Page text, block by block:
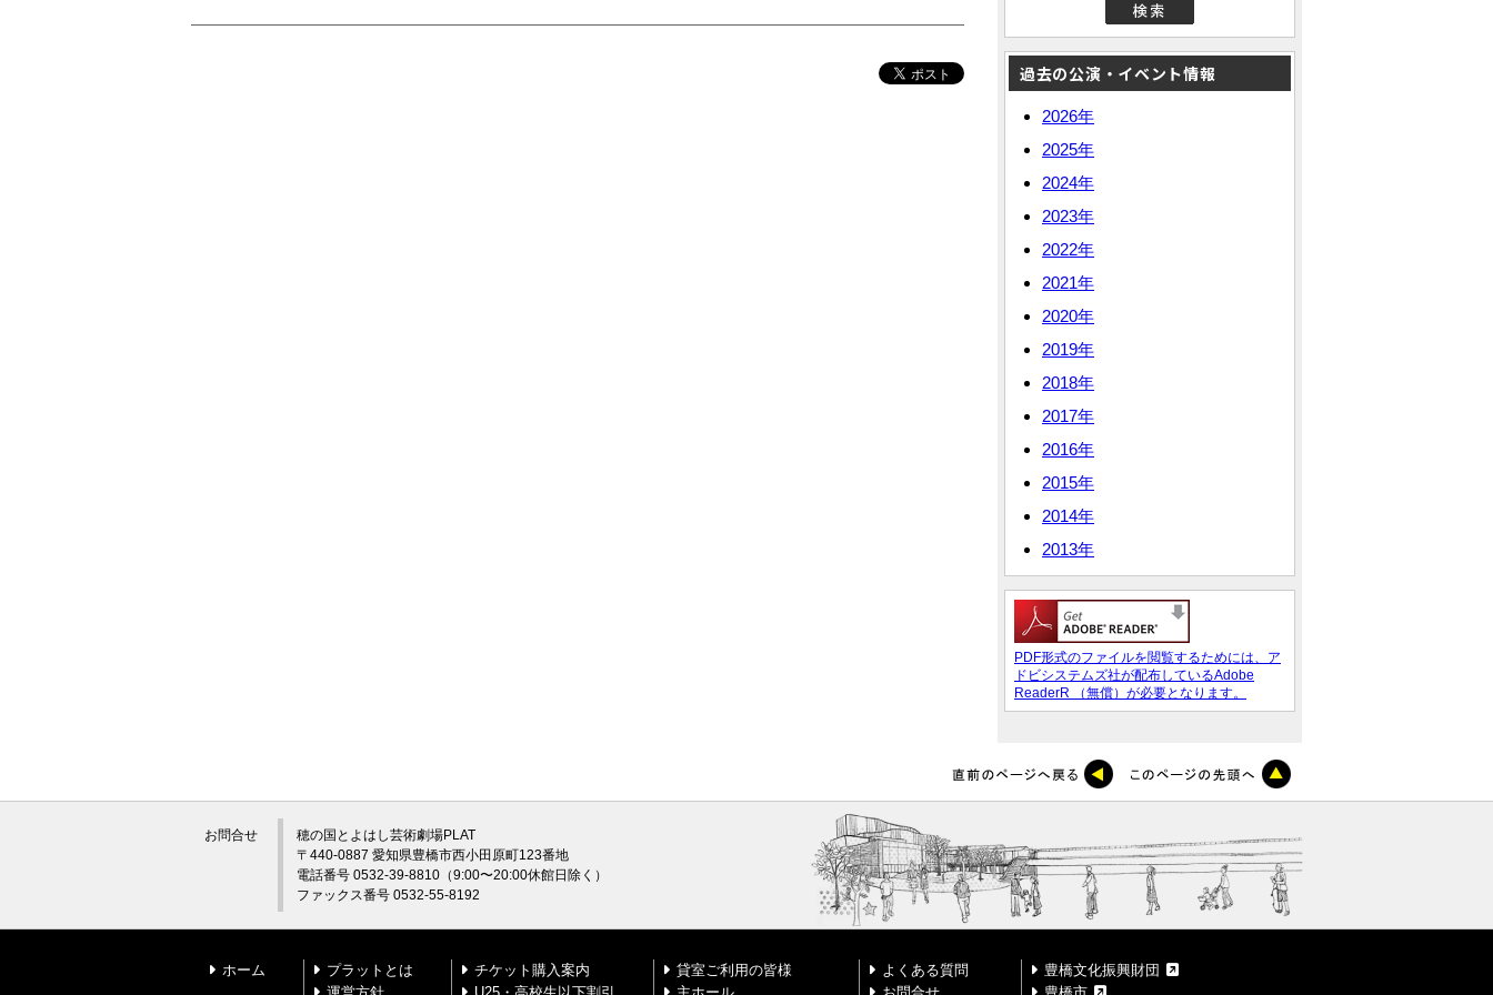
過去の公演・イベント情報
2026年
2025年
2024年
2023年
2022年
2021年
2020年
2019年
2018年
2017年
2016年
2015年
2014年
2013年
PDF形式のファイルを閲覧するためには、ア
ドビシステムズ社が配布しているAdobe
ReaderR （無償）が必要となります。
お問合せ
穂の国とよはし芸術劇場PLAT
〒440-0887 愛知県豊橋市西小田原町123番地
電話番号 0532-39-8810（9:00〜20:00休館日除く）
ファックス番号 0532-55-8192
ホーム
プラットとは
チケット購入案内
貸室ご利用の皆様
よくある質問
豊橋文化振興財団